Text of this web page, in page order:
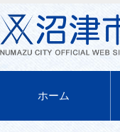
ホーム